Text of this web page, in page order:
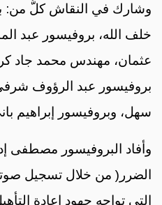
وشارك في النقاش كلٌّ من:
خلف الله، بروفيسور عبد
عثمان، مهندس محمد جاد
بروفيسور عبد الرؤوف
سهل، وبروفيسور إبراهيم
وأفاد البروفيسور مصطفى
الضرر( من خلال تسجيل
التي تواجه جهود إعادة